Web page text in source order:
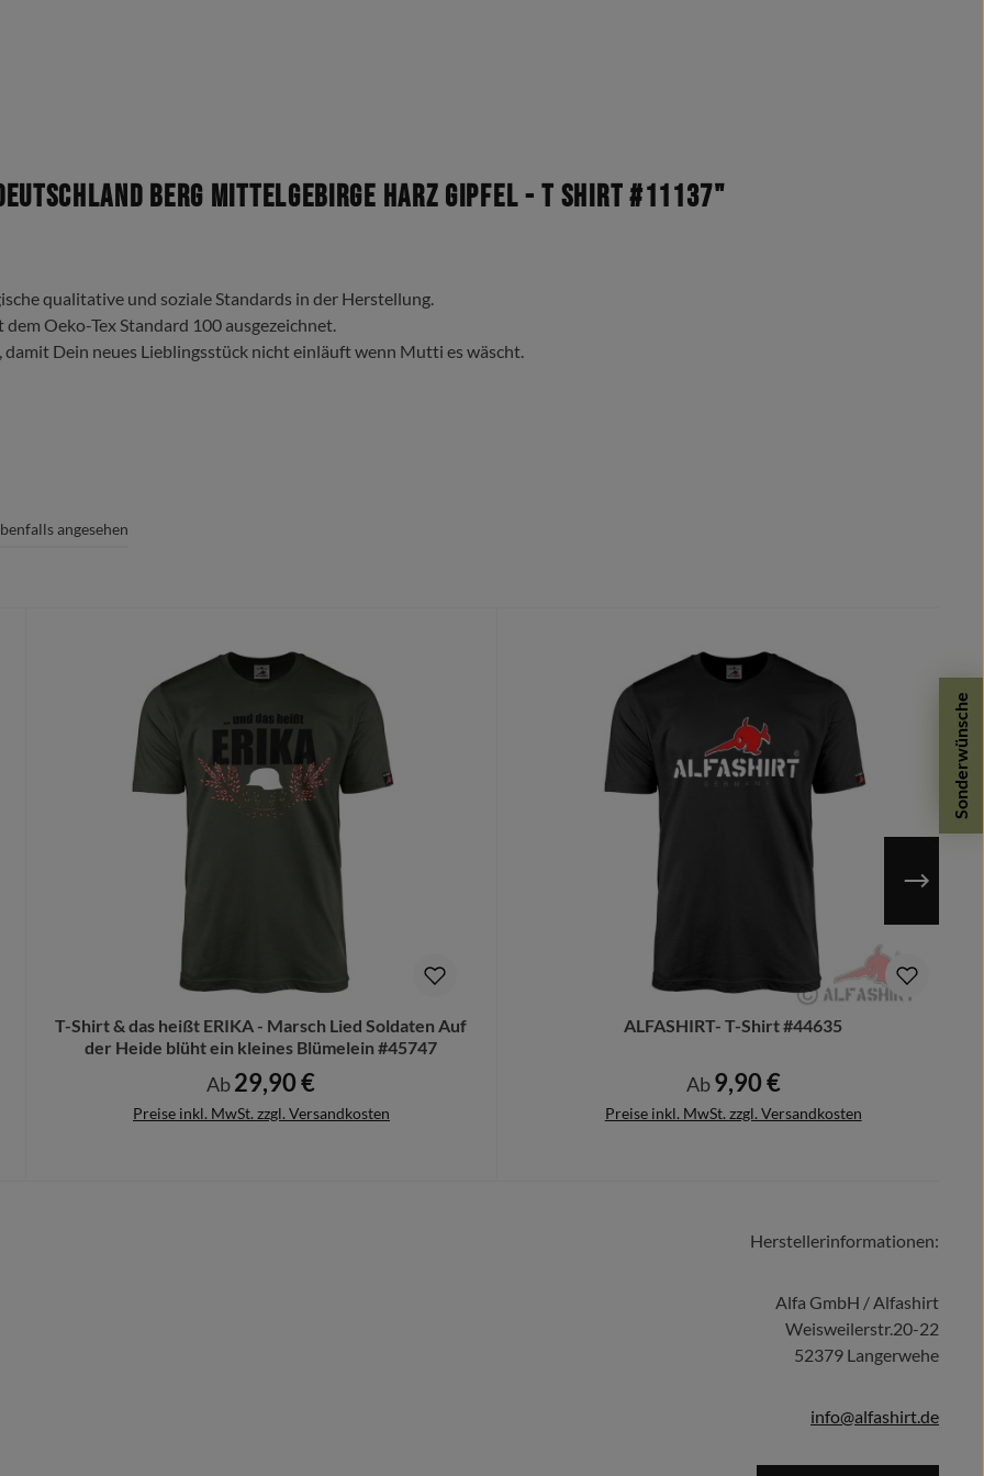
Sonderwünsche
Berg Mittelgebirge Harz Gipfel - T Shirt #11137"
qualitative und soziale Standards in der Herstellung.
Oeko-Tex Standard 100 ausgezeichnet.
Dein neues Lieblingsstück nicht einläuft wenn Mutti es wäscht.
du die richtige Größe wählst.
gedruckt wird, ist ein Umtausch nur aus Qualitätsmängeln möglich.
Deinen Produktvorschlag kostenlos.
mehr vorgenommen werden können.
angesehen
T-Shirt & das heißt ERIKA - Marsch Lied Soldaten Auf
der Heide blüht ein kleines Blümelein #45747
Regulärer Preis:
Ab29,90 €
Preise inkl. MwSt. zzgl. Versandkosten
ALFASHIRT- T-Shirt #44635
Regulärer Preis:
Ab9,90 €
Preise inkl. MwSt. zzgl. Versandkosten
DetailsHerstellerinformationen:
Alfa GmbH / Alfashirt
Weisweilerstr.20-22
52379 Langerwehe
info@alfashirt.de